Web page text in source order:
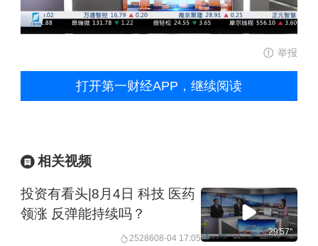
举报
打开第一财经APP，继续阅读
相关视频
投资有看头|8月4日 科技 医药
领涨 反弹能持续吗？
2528608-04 17:05
29'57''